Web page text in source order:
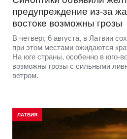
предупреждение из-за
востоке возможны грозы
В четверг, 6 августа, в Латвии
при этом местами ожидаются
На юге страны, особенно в юго-
возможны грозы с сильными
ветром.
ЛАТВИЯ